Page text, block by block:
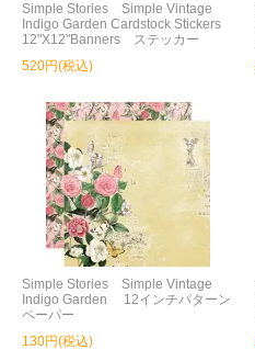
Simple Stories Simple Vintage
Indigo Garden Cardstock Stickers
12"X12"Banners ステッカー
520円(税込)
Simple Stories Simple Vintage
Indigo Garden 12インチパターン
ペーパー
130円(税込)